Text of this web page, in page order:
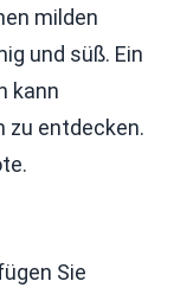
milden
und süß. Ein
kann
zu entdecken.
Sie